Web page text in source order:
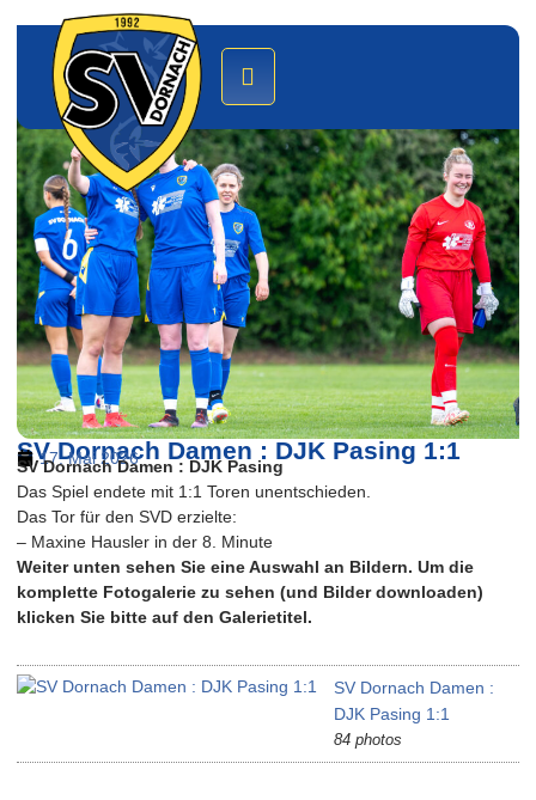
SV Dornach Damen : DJK Pasing 1:1
17. Mai 2026
SV Dornach Damen : DJK Pasing
Das Spiel endete mit 1:1 Toren unentschieden.
Das Tor für den SVD erzielte:
– Maxine Hausler in der 8. Minute
Weiter unten sehen Sie eine Auswahl an Bildern. Um die
komplette Fotogalerie zu sehen (und Bilder downloaden)
klicken Sie bitte auf den Galerietitel.
SV Dornach Damen :
DJK Pasing 1:1
84 photos